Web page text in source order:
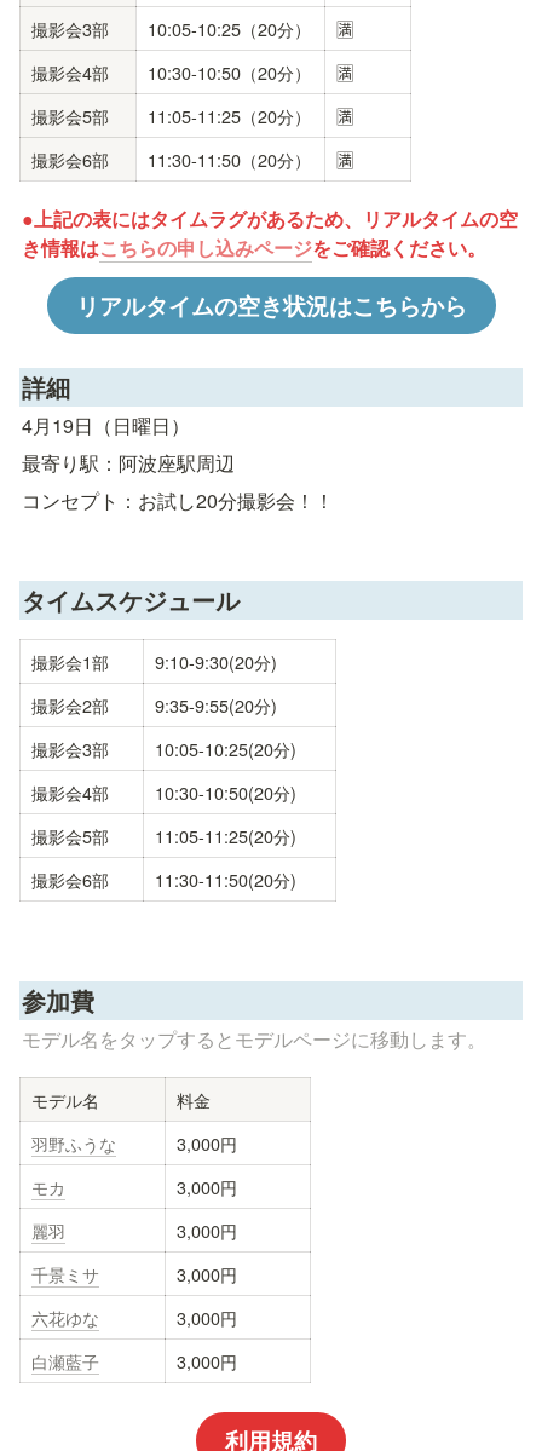
撮影会3部
10:05-10:25（20分）
🈵
撮影会4部
10:30-10:50（20分）
🈵
撮影会5部
11:05-11:25（20分）
🈵
撮影会6部
11:30-11:50（20分） 🈵
●上記の表にはタイムラグがあるため、リアルタイムの空
き情報はこちらの申し込みページをご確認ください。
リアルタイムの空き状況はこちらから
詳細
4月19日（日曜日）
最寄り駅：阿波座駅周辺
コンセプト：お試し20分撮影会！！
タイムスケジュール
撮影会1部
9:10-9:30(20分)
撮影会2部
9:35-9:55(20分)
撮影会3部
10:05-10:25(20分)
撮影会4部
10:30-10:50(20分)
撮影会5部
11:05-11:25(20分)
撮影会6部
11:30-11:50(20分)
参加費
モデル名をタップするとモデルページに移動します。
モデル名
料金
羽野ふうな
3,000円
モカ
3,000円
麗羽
3,000円
千景ミサ
3,000円
六花ゆな
3,000円
白瀬藍子
3,000円
利用規約